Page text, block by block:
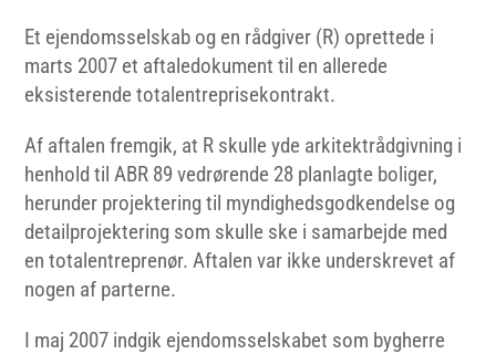
Et ejendomsselskab og en rådgiver (R) oprettede i
marts 2007 et aftaledokument til en allerede
eksisterende totalentreprisekontrakt.
Af aftalen fremgik, at R skulle yde arkitektrådgivning i
henhold til ABR 89 vedrørende 28 planlagte boliger,
herunder projektering til myndighedsgodkendelse og
detailprojektering som skulle ske i samarbejde med
en totalentreprenør. Aftalen var ikke underskrevet af
nogen af parterne.
I maj 2007 indgik ejendomsselskabet som bygherre